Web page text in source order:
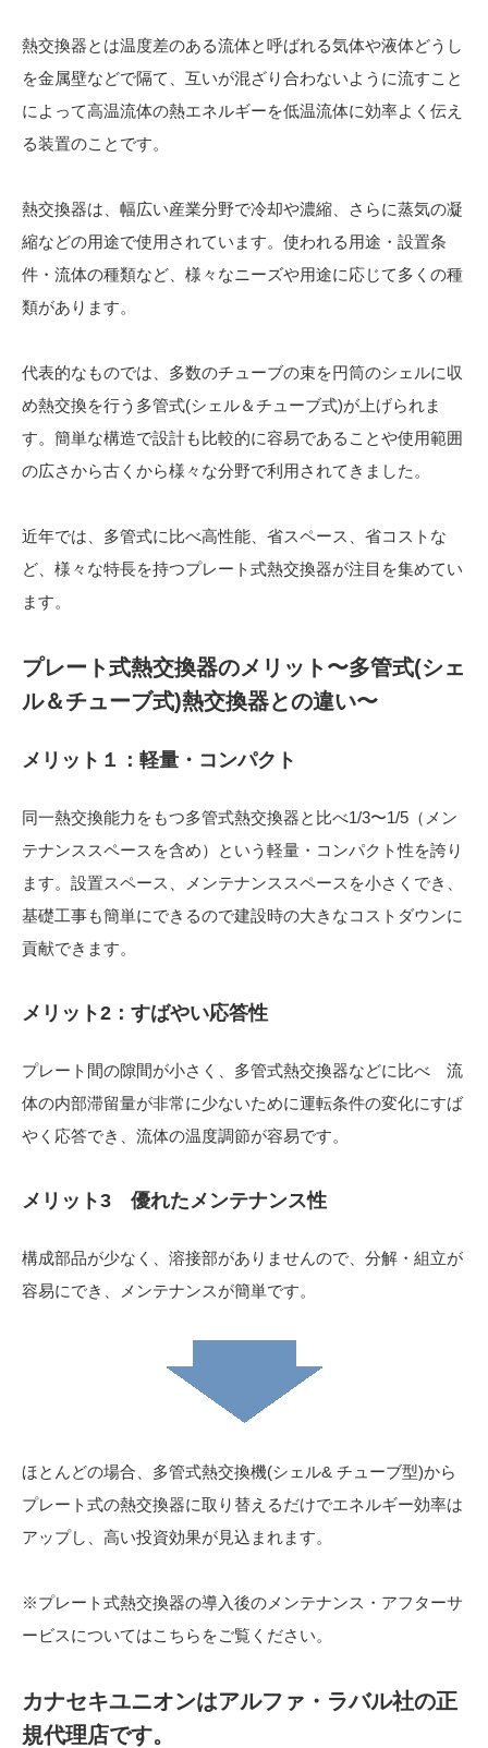
熱交換器とは温度差のある流体と呼ばれる気体や液体どうし
を金属壁などで隔て、互いが混ざり合わないように流すこと
によって高温流体の熱エネルギーを低温流体に効率よく伝え
る装置のことです。
熱交換器は、幅広い産業分野で冷却や濃縮、さらに蒸気の凝
縮などの用途で使用されています。使われる用途・設置条
件・流体の種類など、様々なニーズや用途に応じて多くの種
類があります。
代表的なものでは、多数のチューブの束を円筒のシェルに収
め熱交換を行う多管式(シェル＆チューブ式)が上げられま
す。簡単な構造で設計も比較的に容易であることや使用範囲
の広さから古くから様々な分野で利用されてきました。
近年では、多管式に比べ高性能、省スペース、省コストな
ど、様々な特長を持つプレート式熱交換器が注目を集めてい
ます。
プレート式熱交換器のメリット〜多管式(シェ
ル＆チューブ式)熱交換器との違い〜
メリット１：軽量・コンパクト
同一熱交換能力をもつ多管式熱交換器と比べ1/3〜1/5（メン
テナンススペースを含め）という軽量・コンパクト性を誇り
ます。設置スペース、メンテナンススペースを小さくでき、
基礎工事も簡単にできるので建設時の大きなコストダウンに
貢献できます。
メリット2：すばやい応答性
プレート間の隙間が小さく、多管式熱交換器などに比べ 流
体の内部滞留量が非常に少ないために運転条件の変化にすば
やく応答でき、流体の温度調節が容易です。
メリット3 優れたメンテナンス性
構成部品が少なく、溶接部がありませんので、分解・組立が
容易にでき、メンテナンスが簡単です。
ほとんどの場合、多管式熱交換機(シェル& チューブ型)から
プレート式の熱交換器に取り替えるだけでエネルギー効率は
アップし、高い投資効果が見込まれます。
※プレート式熱交換器の導入後のメンテナンス・アフターサ
ービスについてはこちらをご覧ください。
カナセキユニオンはアルファ・ラバル社の正
規代理店です。